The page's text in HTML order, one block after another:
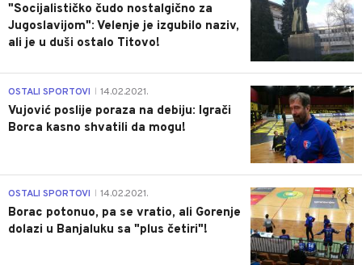
"Socijalističko čudo nostalgično za
Jugoslavijom": Velenje je izgubilo naziv,
ali je u duši ostalo Titovo!
1
OSTALI SPORTOVI 14.02.2021.
Vujović poslije poraza na debiju: Igrači
Borca kasno shvatili da mogu!
3
OSTALI SPORTOVI 14.02.2021.
Borac potonuo, pa se vratio, ali Gorenje
dolazi u Banjaluku sa "plus četiri"!